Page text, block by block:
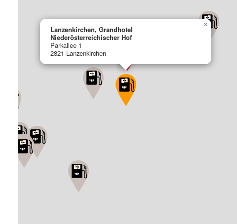
Lanzenkirchen, Grandhotel
Niederösterreichischer Hof
Parkallee 1
2821 Lanzenkirchen
×